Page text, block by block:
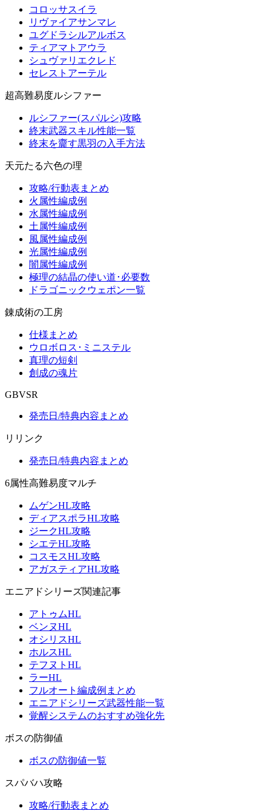
コロッサスイラ
リヴァイアサンマレ
ユグドラシルアルボス
ティアマトアウラ
シュヴァリエクレド
セレストアーテル
超高難易度ルシファー
ルシファー(スパルシ)攻略
終末武器スキル性能一覧
終末を齎す黒羽の入手方法
天元たる六色の理
攻略/行動表まとめ
火属性編成例
水属性編成例
土属性編成例
風属性編成例
光属性編成例
闇属性編成例
極理の結晶の使い道･必要数
ドラゴニックウェポン一覧
錬成術の工房
仕様まとめ
ウロボロス･ミニステル
真理の短剣
創成の魂片
GBVSR
発売日/特典内容まとめ
リリンク
発売日/特典内容まとめ
6属性高難易度マルチ
ムゲンHL攻略
ディアスポラHL攻略
ジークHL攻略
シエテHL攻略
コスモスHL攻略
アガスティアHL攻略
エニアドシリーズ関連記事
アトゥムHL
ベンヌHL
オシリスHL
ホルスHL
テフヌトHL
ラーHL
フルオート編成例まとめ
エニアドシリーズ武器性能一覧
覚醒システムのおすすめ強化先
ボスの防御値
ボスの防御値一覧
スパバハ攻略
攻略/行動表まとめ